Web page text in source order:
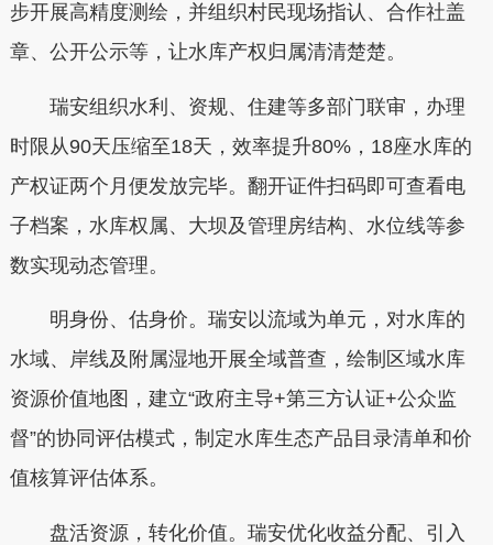
步开展高精度测绘，并组织村民现场指认、合作社盖
章、公开公示等，让水库产权归属清清楚楚。
瑞安组织水利、资规、住建等多部门联审，办理
时限从90天压缩至18天，效率提升80%，18座水库的
产权证两个月便发放完毕。翻开证件扫码即可查看电
子档案，水库权属、大坝及管理房结构、水位线等参
数实现动态管理。
明身份、估身价。瑞安以流域为单元，对水库的
水域、岸线及附属湿地开展全域普查，绘制区域水库
资源价值地图，建立“政府主导+第三方认证+公众监
督”的协同评估模式，制定水库生态产品目录清单和价
值核算评估体系。
盘活资源，转化价值。瑞安优化收益分配、引入